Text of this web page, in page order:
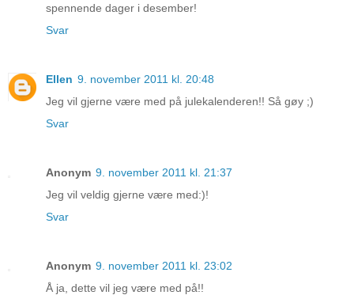
spennende dager i desember!
Svar
Ellen 9. november 2011 kl. 20:48
Jeg vil gjerne være med på julekalenderen!! Så gøy ;)
Svar
Anonym 9. november 2011 kl. 21:37
Jeg vil veldig gjerne være med:)!
Svar
Anonym 9. november 2011 kl. 23:02
Å ja, dette vil jeg være med på!!